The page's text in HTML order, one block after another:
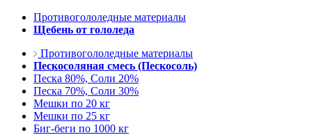
Противогололедные материалы
Щебень от гололеда
Противогололедные материалы
Пескосоляная смесь (Пескосоль)
Песка 80%, Соли 20%
Песка 70%, Соли 30%
Мешки по 20 кг
Мешки по 25 кг
Биг-беги по 1000 кг